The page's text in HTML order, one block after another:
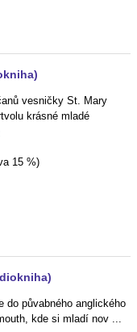
vesničky St. Mary
krásné mladé
15 %)
do půvabného anglického
kde si mladí nov ...